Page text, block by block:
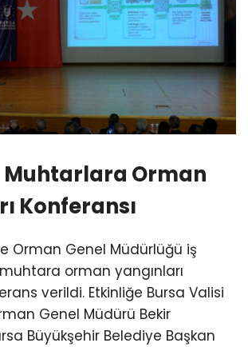
Muhtarlara Orman
Konferansı
Orman Genel Müdürlüğü iş
orman yangınları
verildi. Etkinliğe Bursa Valisi
Genel Müdürü Bekir
Büyükşehir Belediye Başkan